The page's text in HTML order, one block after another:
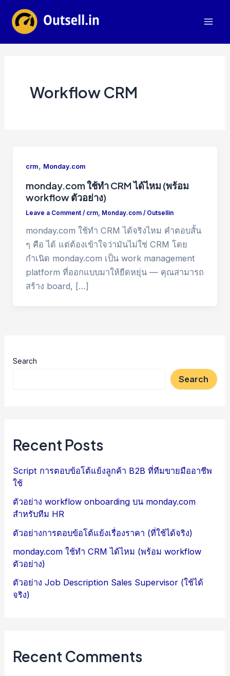
content
Workflow CRM
crm, Monday.com
monday.com ใช้ทำ CRM ได้ไหม (พร้อม
workflow ตัวอย่าง)
Leave a Comment / crm, Monday.com/ Outsellin
monday.com ใช้ทำ CRM ได้จริงไหม คำตอบสั้น
ๆ คือ ได้ แต่ต้องเข้าใจว่ามันไม่ใช่ CRM โดย
กำเนิด monday.com เป็น work management
platform ที่ออกแบบมาให้ยืดหยุ่น — คุณสามารถ
สร้าง board, […]
Search
Search
Recent Posts
Script การตอบข้อโต้แย้งลูกค้า B2B ที่ทีมขายมืออาชีพ
ใช้
ตัวอย่าง workflow onboarding บน monday.com
สำหรับทีม HR
ตัวอย่างการตอบข้อโต้แย้งเรื่องราคา (ที่ใช้ได้จริง)
monday.com ใช้ทำ CRM ได้ไหม (พร้อม workflow
ตัวอย่าง)
ตัวอย่าง Job Description Sales Supervisor (ใช้ได้
จริง)
Recent Comments